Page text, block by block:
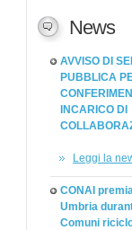
News
AVVISO DI
PUBBLICA
INCARICO DI
Leggi la
CONAI
Umbria
Comuni